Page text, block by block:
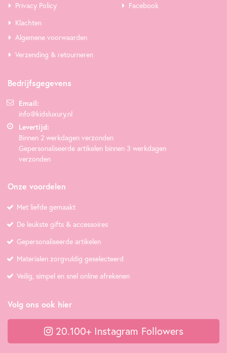
Privacy Policy
Klachten
Facebook
Algemene voorwaarden
Verzending & retourneren
Bedrijfsgegevens
Email:
info@kidsluxury.nl
Levertijd:
Binnen 2 werkdagen verzonden
Gepersonaliseerde artikelen binnen 3 werkdagen
verzonden
Onze voordelen
Met liefde gemaakt
De leukste gifts & accessoires
Gepersonaliseerde artikelen
Materialen zorgvuldig geselecteerd
Veilig, simpel en snel online afrekenen
Volg ons ook hier
20.100+ Instagram Followers